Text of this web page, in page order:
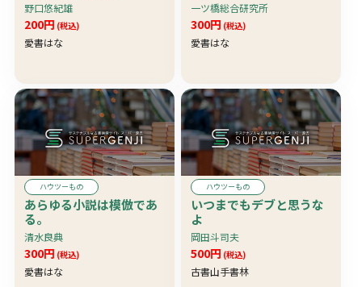
野口悠紀雄
200円 (税込)
愛書はな
一ツ橋総合研究所
300円 (税込)
愛書はな
ハウツーもの
あらゆる小説は模倣であ
る。
清水良典
300円 (税込)
愛書はな
ハウツーもの
いつまでもデブと思うな
よ
岡田斗司夫
500円 (税込)
古書山手書林